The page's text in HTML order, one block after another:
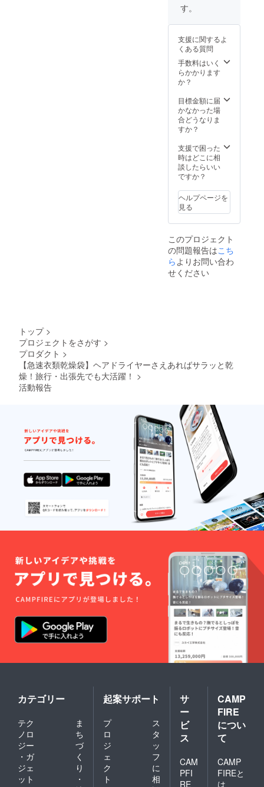
す。
支援に関するよ
くある質問
手数料はいく
らかかります
か？
目標金額に届
かなかった場
合どうなりま
すか？
支援で困った
時はどこに相
談したらいい
ですか？
ヘルプページを
見る
このプロジェクト
の問題報告はこち
ら よりお問い合わ
せください
トップ >
プロジェクトをさがす >
プロダクト >
【急速衣類乾燥袋】ヘアドライヤーさえあればサラッと乾
燥！旅行・出張先でも大活躍！ >
活動報告
カテゴリー
テク
ノロ
ジー
・ガ
ジェ
ット
ま
ち
づ
く
り
・
起案サポート
プ
ロ
ジ
ェ
ク
ト
ス
タ
ッ
フ
に
相
サ
ー
ビ
ス
CAM
PFI
RE
CAMP
FIRE
につい
て
CAMP
FIREと
は